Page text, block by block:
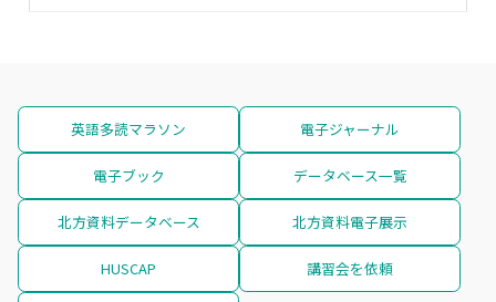
英語多読マラソン 電子ジャーナル
電子ブック データベース一覧
北方資料データベース 北方資料電子展示
HUSCAP 講習会を依頼